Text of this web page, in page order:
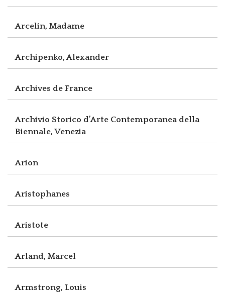
Arcelin, Madame
Archipenko, Alexander
Archives de France
Archivio Storico d’Arte Contemporanea della
Biennale, Venezia
Arion
Aristophanes
Aristote
Arland, Marcel
Armstrong, Louis